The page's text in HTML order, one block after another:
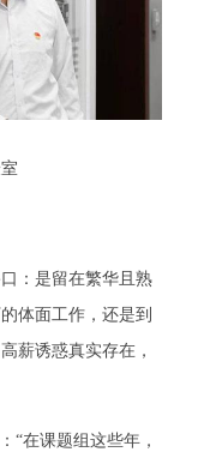
：是留在繁华且熟
体面工作，还是到
薪诱惑真实存在，
“在课题组这些年，